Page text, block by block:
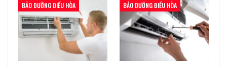
BẢO DƯỠNG ĐIỀU HÒA BẢO DƯỠNG ĐIỀU HÒA